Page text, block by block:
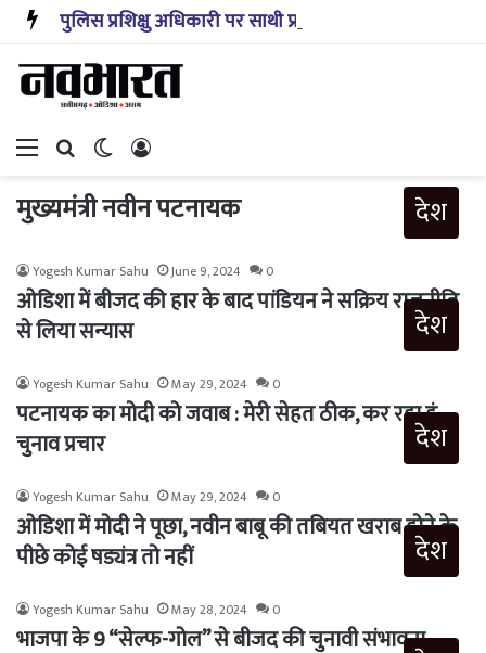
Menu Search forSwitch skin
मुख्यमंत्री नवीन पटनायक देश
Yogesh Kumar Sahu June 9, 2024 0
ओडिशा में बीजद की हार के बाद पांडियन ने सक्रिय राजनीति
से लिया सन्यास
देश
Yogesh Kumar Sahu May 29, 2024 0
पटनायक का मोदी को जवाब : मेरी सेहत ठीक, कर रहा हूं
चुनाव प्रचार
देश
Yogesh Kumar Sahu May 29, 2024 0
ओडिशा में मोदी ने पूछा, नवीन बाबू की तबियत खराब होने के
पीछे कोई षड्यंत्र तो नहीं
देश
Yogesh Kumar Sahu May 28, 2024 0
भाजपा के 9 “सेल्फ-गोल” से बीजद की चुनावी संभावना